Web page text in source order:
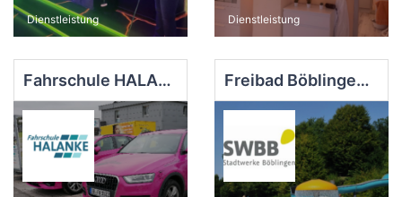
Dienstleistung Dienstleistung
Fahrschule HALANKE GmbH Freibad Böblingen - Eintritt